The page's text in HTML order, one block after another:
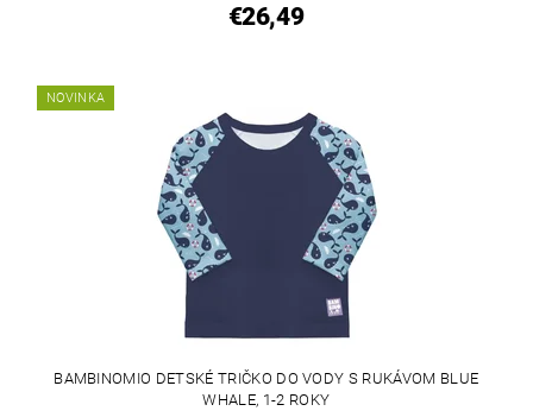
€26,49
NOVINKA
BAMBINOMIO DETSKÉ TRIČKO DO VODY S RUKÁVOM BLUE
WHALE, 1-2 ROKY